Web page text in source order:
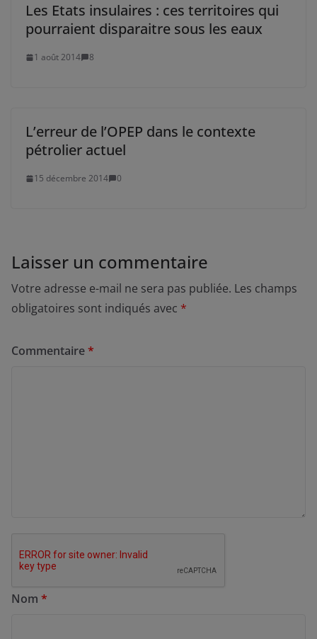
Les Etats insulaires : ces territoires qui
pourraient disparaitre sous les eaux
1 août 2014 8
L’erreur de l’OPEP dans le contexte
pétrolier actuel
15 décembre 2014 0
Laisser un commentaire
Votre adresse e-mail ne sera pas publiée. Les champs
obligatoires sont indiqués avec *
Commentaire*
Nom *